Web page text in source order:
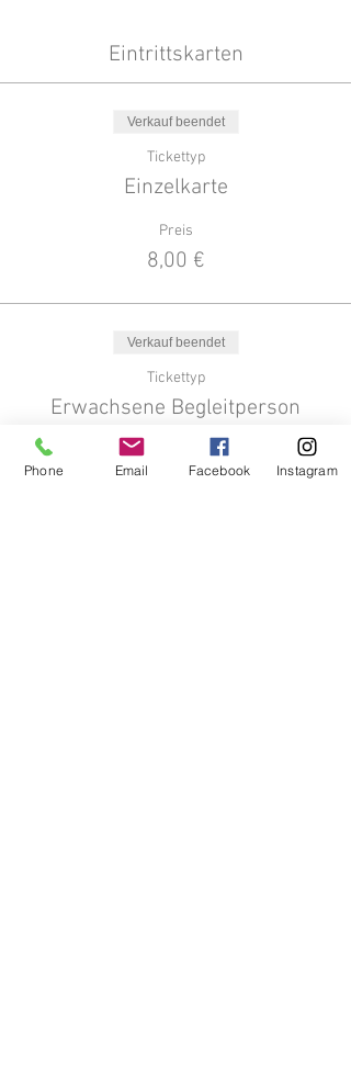
Eintrittskarten
Verkauf beendet
Tickettyp
Einzelkarte
Preis
8,00 €
Verkauf beendet
Tickettyp
Erwachsene Begleitperson
Mehr Infos
Phone Email Facebook Instagram